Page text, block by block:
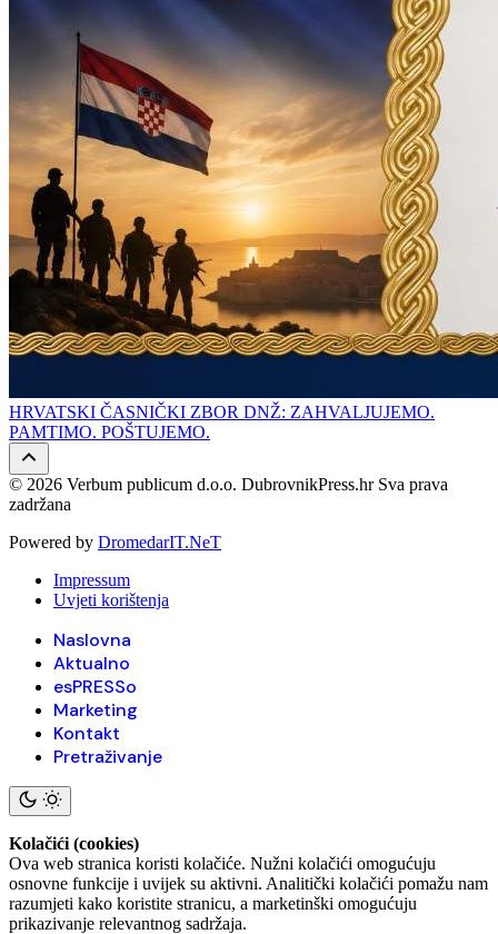
HRVATSKI ČASNIČKI ZBOR DNŽ: ZAHVALJUJEMO.
PAMTIMO. POŠTUJEMO.
© 2026 Verbum publicum d.o.o. DubrovnikPress.hr Sva prava
zadržana
Powered by DromedarIT.NeT
Impressum
Uvjeti korištenja
Naslovna
Aktualno
esPRESSo
Marketing
Kontakt
Pretraživanje
Kolačići (cookies)
Ova web stranica koristi kolačiće. Nužni kolačići omogućuju
osnovne funkcije i uvijek su aktivni. Analitički kolačići pomažu nam
razumjeti kako koristite stranicu, a marketinški omogućuju
prikazivanje relevantnog sadržaja.